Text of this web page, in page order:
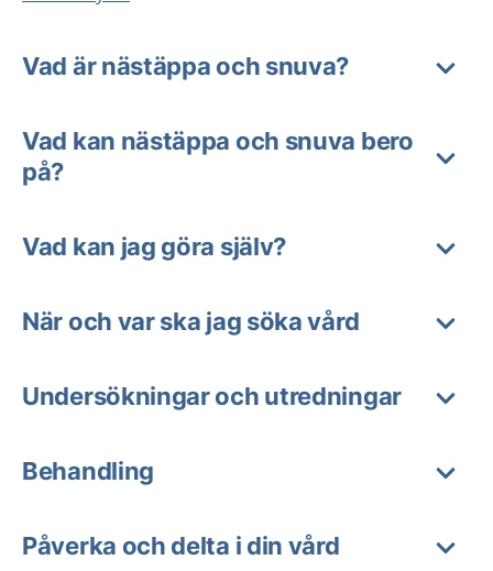
Vad är nästäppa och snuva?
Vad kan nästäppa och snuva bero
på?
Vad kan jag göra själv?
När och var ska jag söka vård
Undersökningar och utredningar
Behandling
Påverka och delta i din vård